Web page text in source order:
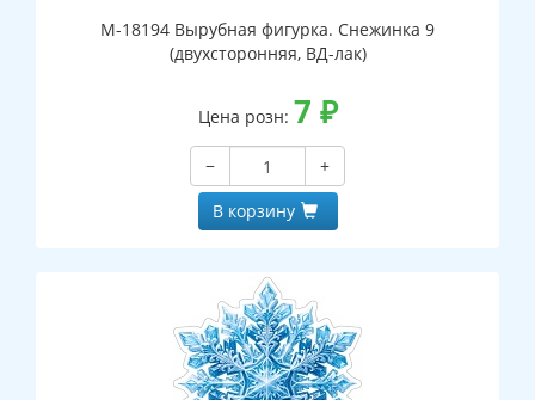
М-18194 Вырубная фигурка. Снежинка 9
(двухсторонняя, ВД-лак)
Цена розн: 7 ₽
−
+
В корзину